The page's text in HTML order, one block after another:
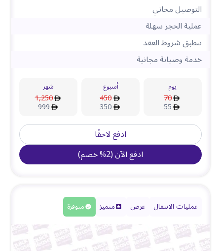
التوصيل مجاني
عملية الحجز سهلة
تنطبق شروط العقد
خدمة وصيانة مجانية
يوم
70
55
أسبوع
450
350
شهر
1,250
999
ادفع لاحقًا
ادفع الآن(
2
%خصم)
عمليات الانتقال عرض متميز متوفرة